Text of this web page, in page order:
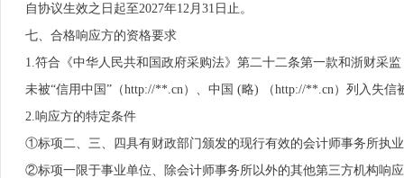
自协议生效之日起至2027年12月31日止。
七、合格响应方的资格要求
1.符合《中华人民共和国政府采购法》第二十二条第一款和浙财采
未被“信用中国”（http://**.cn）、中国 (略) （http://**.cn）列入失
2.响应方的特定条件
①标项二、三、四具有财政部门颁发的现行有效的会计师事务所执
②标项一限于事业单位、除会计师事务所以外的其他第三方机构响